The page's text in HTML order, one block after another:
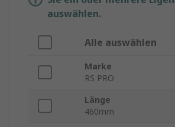
auswählen.
Alle auswählen
Marke
RS PRO
Länge
460mm